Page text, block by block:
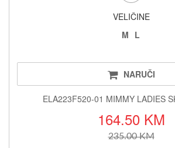
VELIČINE
M L
NARUČI
ELA223F520-01 MIMMY LADIES
164.50 KM
235.00 KM